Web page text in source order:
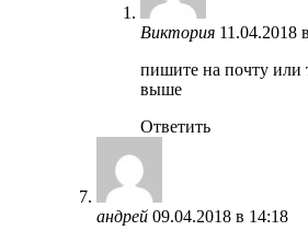
Виктория 11.04.2018
пишите на почту или
выше
Ответить
андрей 09.04.2018 в 14:18